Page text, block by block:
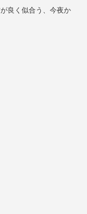
良く似合う、今夜か